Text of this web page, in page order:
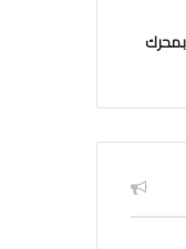
“كيان إيچيبت ” تَطرح الطراز كوبرا فورمنتور VZ بمحرك